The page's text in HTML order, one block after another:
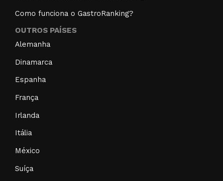
Como funciona o GastroRanking?
OUTROS PAÍSES
Alemanha
Dinamarca
Espanha
França
Irlanda
Itália
México
Suíça